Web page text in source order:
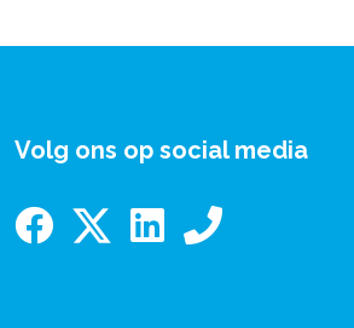
Volg ons op social media